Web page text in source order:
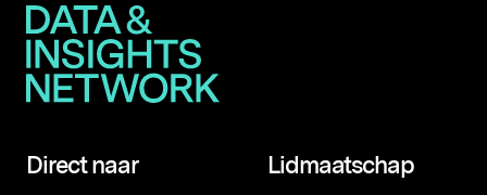
Direct naar Lidmaatschap